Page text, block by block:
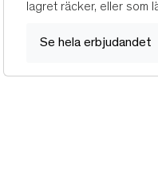
lagret räcker, eller som
Se hela erbjudandet